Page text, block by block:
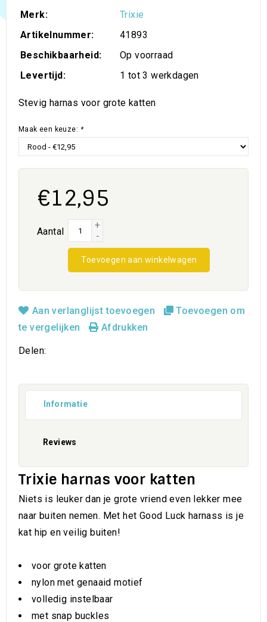
Merk:
Trixie
Artikelnummer:
41893
Beschikbaarheid:
Op voorraad
Levertijd:
1 tot 3 werkdagen
Stevig harnas voor grote katten
Maak een keuze: *
€12,95
Aantal
+
-
Toevoegen aan winkelwagen
Aan verlanglijst toevoegen
Toevoegen om
te vergelijken
Afdrukken
Delen:
Informatie
Reviews
Trixie harnas voor katten
Niets is leuker dan je grote vriend even lekker mee
naar buiten nemen. Met het Good Luck harnass is je
kat hip en veilig buiten!
voor grote katten
nylon met genaaid motief
volledig instelbaar
met snap buckles